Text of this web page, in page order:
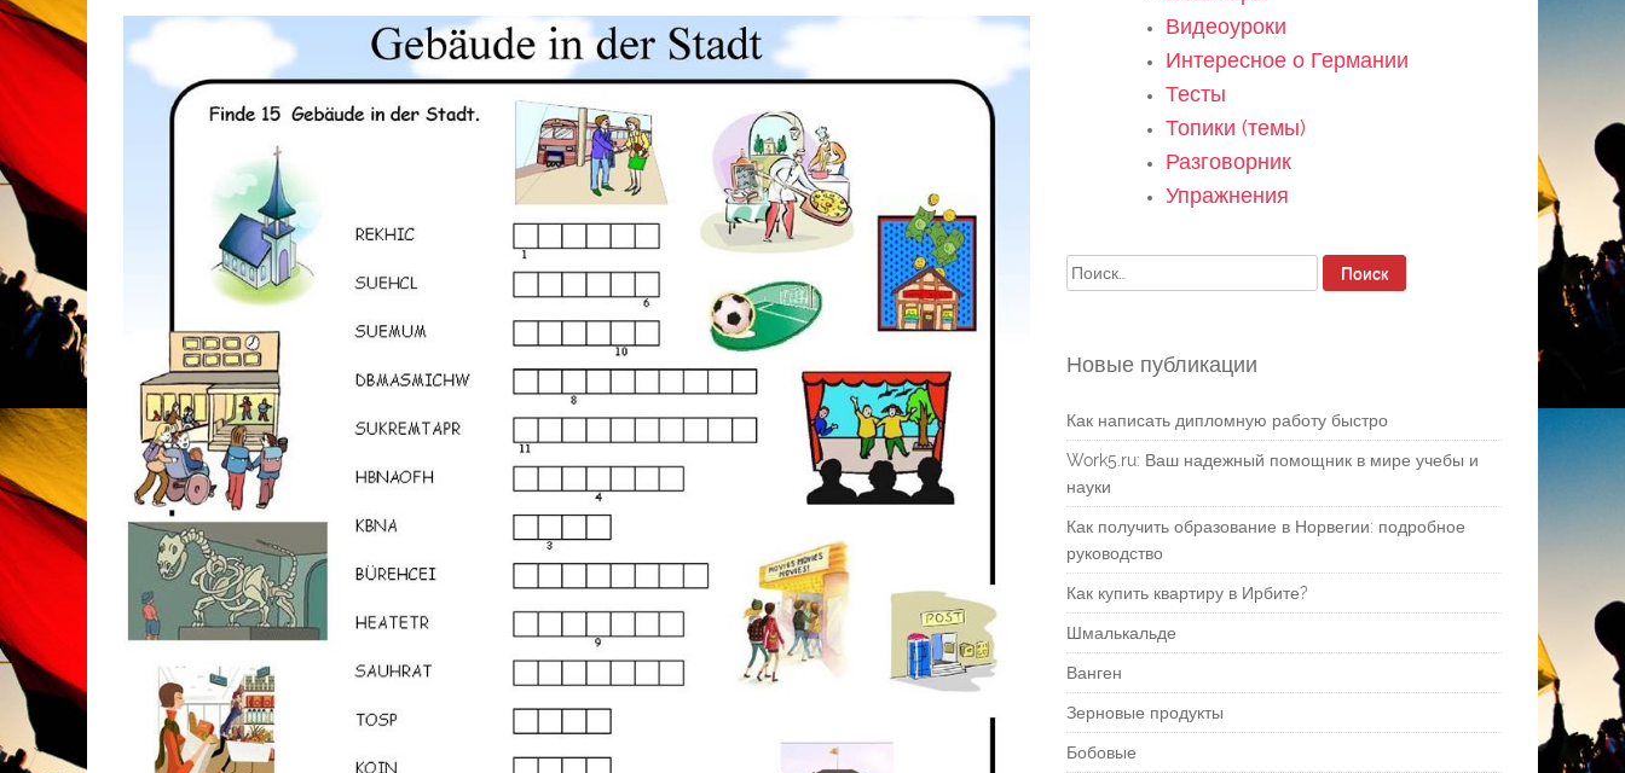
Видеоуроки
Интересное о Германии
Тесты
Топики (темы)
Разговорник
Упражнения
Найти:
Новые публикации
Как написать дипломную работу быстро
Work5.ru: Ваш надежный помощник в мире учебы и
науки
Как получить образование в Норвегии: подробное
руководство
Как купить квартиру в Ирбите?
Шмалькальде
Ванген
Зерновые продукты
Бобовые